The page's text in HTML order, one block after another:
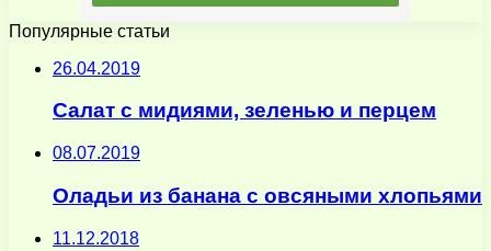
Популярные статьи
26.04.2019
Салат с мидиями, зеленью и перцем
08.07.2019
Оладьи из банана с овсяными хлопьями
11.12.2018